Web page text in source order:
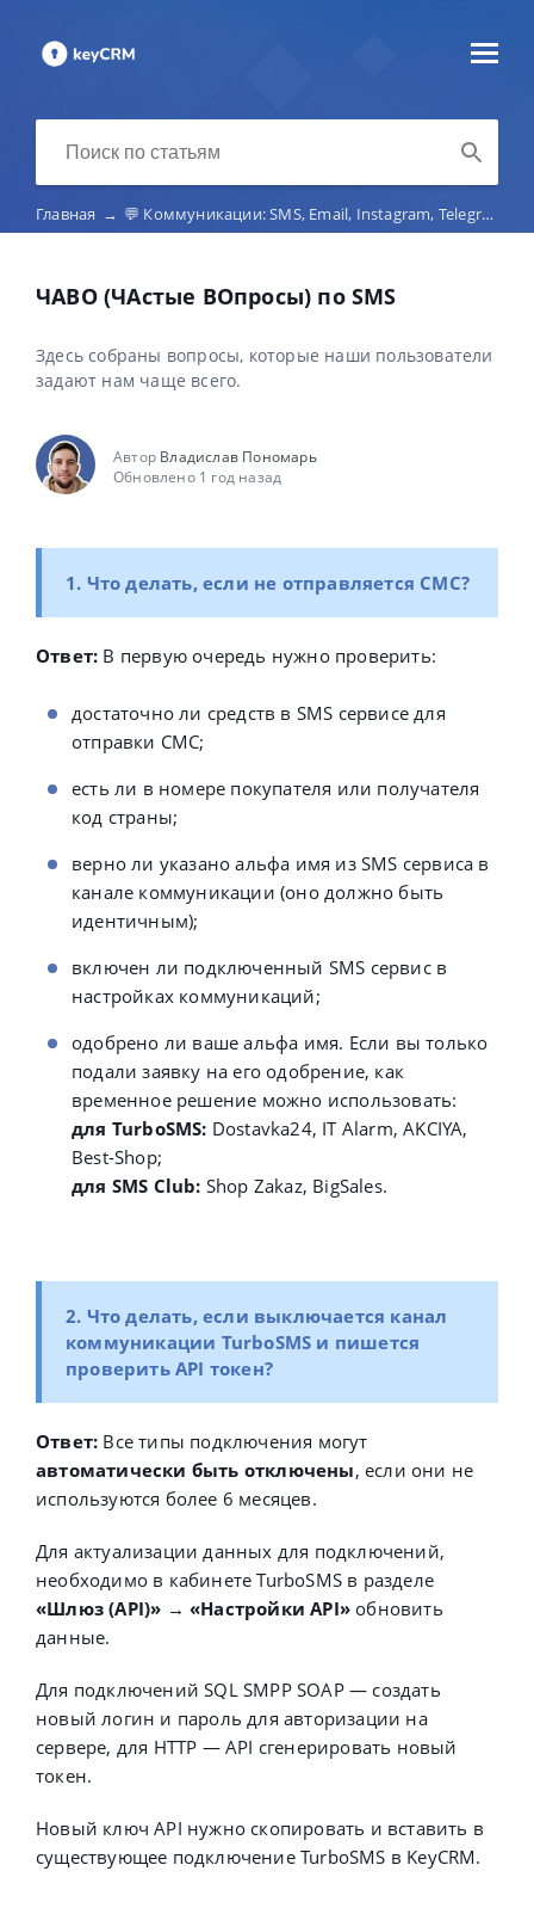
Главная → 💬 Коммуникации: SMS, Email, Instagram, Telegram, Viber, маркетплейс-чаты, телефония
ЧАВО (ЧАстые ВОпросы) по SMS
Здесь собраны вопросы, которые наши пользователи
задают нам чаще всего.
Автор Владислав Пономарь
Обновлено 1 год назад
1. Что делать, если не отправляется СМС?
Ответ: В первую очередь нужно проверить:
достаточно ли средств в SMS сервисе для
отправки СМС;
есть ли в номере покупателя или получателя
код страны;
верно ли указано альфа имя из SMS сервиса в
канале коммуникации (оно должно быть
идентичным);
включен ли подключенный SMS сервис в
настройках коммуникаций;
одобрено ли ваше альфа имя. Если вы только
подали заявку на его одобрение, как
временное решение можно использовать:
для TurboSMS: Dostavka24, IT Alarm,AKCIYA,
Best-Shop;
для SMS Club: Shop Zakaz, BigSales.
2. Что делать, если выключается канал
коммуникации TurboSMS и пишется
проверить API токен?
Ответ: Все типы подключения могут
автоматически быть отключены, если они не
используются более 6 месяцев.
Для актуализации данных для подключений,
необходимо в кабинете TurboSMS в разделе
«Шлюз (API)» → «Настройки API»обновить
данные.
Для подключений SQL SMPP SOAP — создать
новый логин и пароль для авторизации на
сервере, для HTTP —API сгенерировать новый
токен.
Новый ключ API нужно скопировать и вставить в
существующее подключение TurboSMS в KeyCRM.